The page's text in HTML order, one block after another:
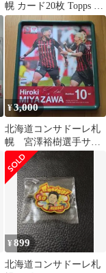
幌 カード20枚 Topps 金
子拓郎 小柏剛
¥3,000
北海道コンサドーレ札
幌 宮澤裕樹選手サイ
ン入りパネル
¥899
北海道コンサドーレ札